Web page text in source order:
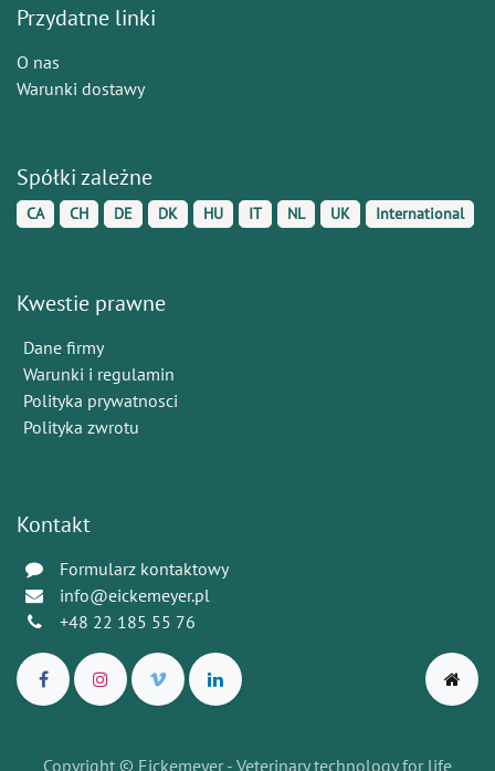
Przydatne linki
O nas
Warunki dostawy
Spółki zależne
CA CH DE DK HU IT NL UK International
Kwestie prawne
Dane firmy
Warunki i regulamin
Polityka prywatnosci
Polityka zwrotu
Kontakt
Formularz kontaktowy
info@eickemeyer.pl
+48 22 185 55 76
Copyright © Eickemeyer - Veterinary technology for life